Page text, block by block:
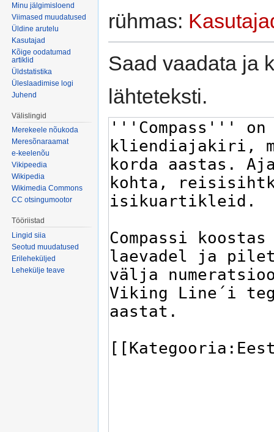
rühmas:
Saad vaadata ja
lähteteksti.
Minu jälgimisloend
Viimased muudatused
Üldine arutelu
Kasutajad
Kõige oodatumad
artiklid
Üldstatistika
Üleslaadimise logi
Juhend
Välislingid
Merekeele nõukoda
Meresõnaraamat
e-keelenõu
Vikipeedia
Wikipedia
Wikimedia Commons
CC otsingumootor
Tööriistad
Lingid siia
Seotud muudatused
Erileheküljed
Lehekülje teave